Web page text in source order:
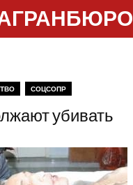
СОЦСОПР
убивать